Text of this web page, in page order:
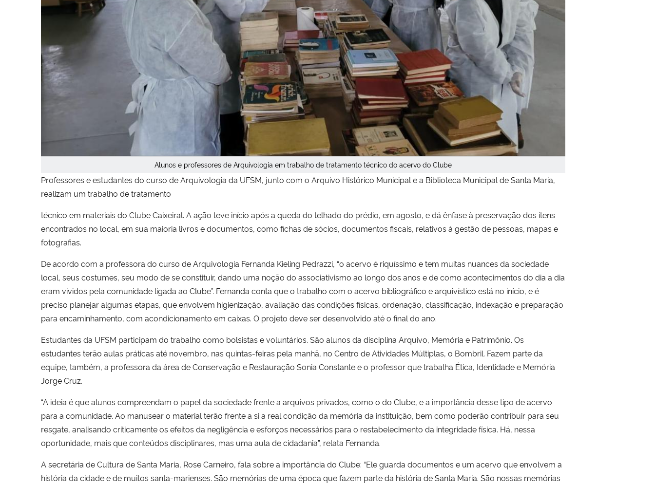
Alunos e professores de Arquivologia em trabalho de tratamento técnico do acervo do Clube
Professores e estudantes do curso de Arquivologia da UFSM, junto com o Arquivo Histórico Municipal e a Biblioteca Municipal de Santa Maria,
realizam um trabalho de tratamento
técnico em materiais do Clube Caixeiral. A ação teve início após a queda do telhado do prédio, em agosto, e dá ênfase à preservação dos itens
encontrados no local, em sua maioria livros e documentos, como fichas de sócios, documentos fiscais, relativos à gestão de pessoas, mapas e
fotografias.
De acordo com a professora do curso de Arquivologia Fernanda Kieling Pedrazzi, “o acervo é riquíssimo e tem muitas nuances da sociedade
local, seus costumes, seu modo de se constituir, dando uma noção do associativismo ao longo dos anos e de como acontecimentos do dia a dia
eram vividos pela comunidade ligada ao Clube”. Fernanda conta que o trabalho com o acervo bibliográfico e arquivístico está no início, e é
preciso planejar algumas etapas, que envolvem higienização, avaliação das condições físicas, ordenação, classificação, indexação e preparação
para encaminhamento, com acondicionamento em caixas. O projeto deve ser desenvolvido até o final do ano.
Estudantes da UFSM participam do trabalho como bolsistas e voluntários. São alunos da disciplina Arquivo, Memória e Patrimônio. Os
estudantes terão aulas práticas até novembro, nas quintas-feiras pela manhã, no Centro de Atividades Múltiplas, o Bombril. Fazem parte da
equipe, também, a professora da área de Conservação e Restauração Sonia Constante e o professor que trabalha Ética, Identidade e Memória
Jorge Cruz.
“A ideia é que alunos compreendam o papel da sociedade frente a arquivos privados, como o do Clube, e a importância desse tipo de acervo
para a comunidade. Ao manusear o material terão frente a si a real condição da memória da instituição, bem como poderão contribuir para seu
resgate, analisando criticamente os efeitos da negligência e esforços necessários para o restabelecimento da integridade física. Há, nessa
oportunidade, mais que conteúdos disciplinares, mas uma aula de cidadania”, relata Fernanda.
A secretária de Cultura de Santa Maria, Rose Carneiro, fala sobre a importância do Clube: “Ele guarda documentos e um acervo que envolvem a
história da cidade e de muitos santa-marienses. São memórias de uma época que fazem parte da história de Santa Maria. São nossas memórias